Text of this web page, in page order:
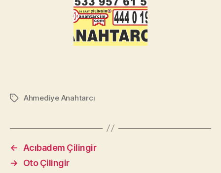
EtiketlerAhmediye Anahtarcı
←
Acıbadem Çilingir
→
Oto Çilingir